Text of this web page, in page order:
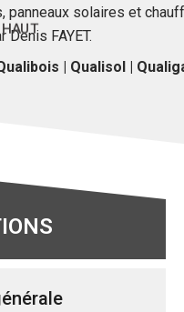
panneaux solaires et
Denis FAYET.
| Qualisol |